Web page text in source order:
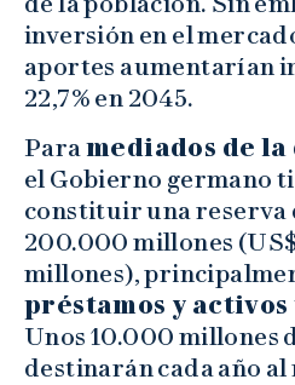
inversión en el
aportes aumentarían
22,7% en 2045.
Paramediados de la
el Gobierno germano
constituir una reserva
200.000 millones
millones),
préstamos y
Unos 10.000 millones
destinarán cada año